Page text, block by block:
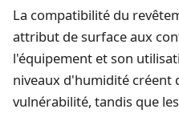
La compatibilité du
attribut de surface aux
l'équipement et son
niveaux d'humidité créent
vulnérabilité, tandis que